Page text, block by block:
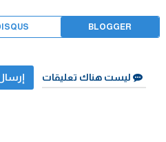
BLOGGER
ليست هناك تعليقات